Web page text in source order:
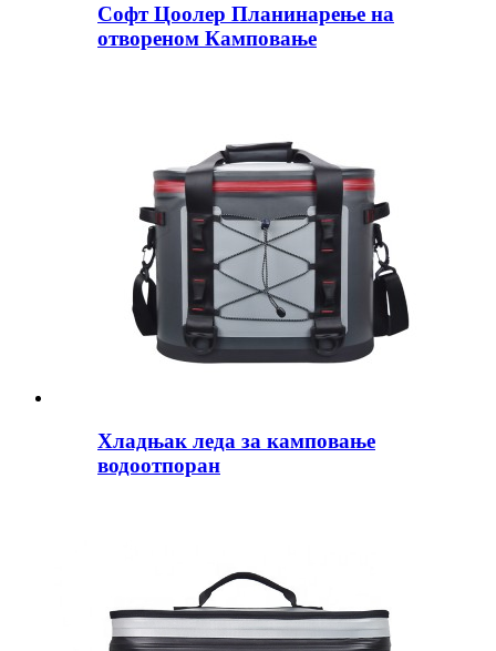
Софт Цоолер Планинарење на
отвореном Камповање
Хладњак леда за камповање
водоотпоран